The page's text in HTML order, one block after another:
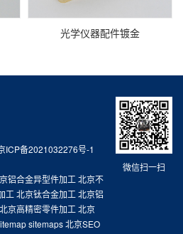
光学仪器配件镀金
微信扫一扫
ICP备2021032276号-1
铝合金异型件加工 北京不
工 北京钛合金加工 北京铝
北京高精密零件加工 北京
sitemaps北京SEO